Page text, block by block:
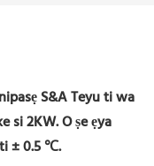
S&A Teyu ti wa
si 2KW. O ṣe ẹya
± 0.5 ℃.